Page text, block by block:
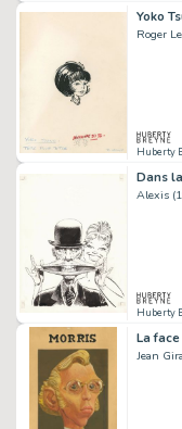
Yoko
Roger
Huberty
Dans
Alexis
Huberty
La
Jean